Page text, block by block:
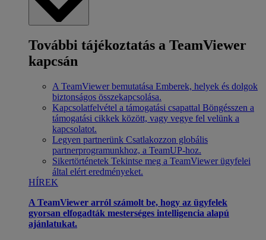
További tájékoztatás a TeamViewer
kapcsán
A TeamViewer bemutatása Emberek, helyek és dolgok
biztonságos összekapcsolása.
Kapcsolatfelvétel a támogatási csapattal Böngésszen a
támogatási cikkek között, vagy vegye fel velünk a
kapcsolatot.
Legyen partnerünk Csatlakozzon globális
partnerprogramunkhoz, a TeamUP-hoz.
Sikertörténetek Tekintse meg a TeamViewer ügyfelei
által elért eredményeket.
HÍREK
A TeamViewer arról számolt be, hogy az ügyfelek
gyorsan elfogadták mesterséges intelligencia alapú
ajánlatukat.